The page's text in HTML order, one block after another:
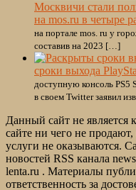
Москвичи стали
на mos.ru в четыре
на портале mos. ru у
составив на 2023 […]
сроки выхода
доступную консоль PS5
в своем Twitter заявил
Данный сайт не является
сайте ни чего не
услуги не оказываются.
новостей RSS канала
lenta.ru . Материалы
ответственность за